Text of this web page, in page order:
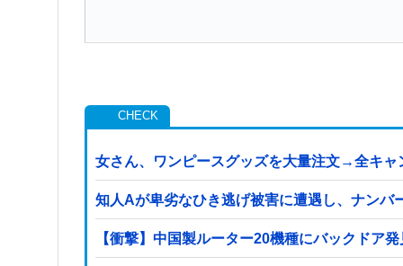
女さん、ワンピースグッズを大量注文→全キャ
知人Aが卑劣なひき逃げ被害に遭遇し、ナン
【衝撃】中国製ルーター20機種にバックドア